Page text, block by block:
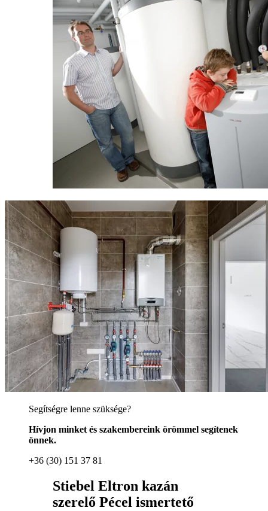
Segítségre lenne szüksége?
Hívjon minket és szakembereink örömmel segítenek
önnek.
+36 (30) 151 37 81
Stiebel Eltron kazán
szerelő Pécel ismertető